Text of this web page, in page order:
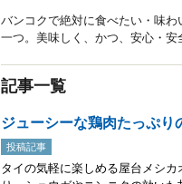
バンコクで絶対に食べたい・味
一つ。美味しく、かつ、安心・安
記事一覧
ジューシーな鶏肉たっぷり
投稿記事
タイの気軽に楽しめる屋台メシ